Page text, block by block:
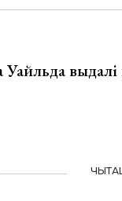
выдалі